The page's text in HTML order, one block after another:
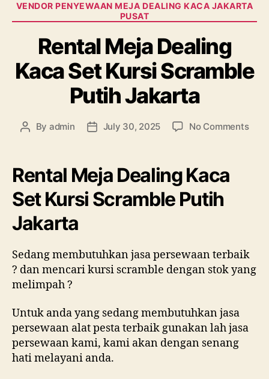
VENDOR PENYEWAAN MEJA DEALING KACA JAKARTA
PUSAT
Rental Meja Dealing
Kaca Set Kursi Scramble
Putih Jakarta
Post
By admin
PostJuly 30, 2025 No Commentson
Rental Meja Dealing Kaca
Set Kursi Scramble Putih
Jakarta
Sedang membutuhkan jasa persewaan terbaik
? dan mencari kursi scramble dengan stok yang
melimpah ?
Untuk anda yang sedang membutuhkan jasa
persewaan alat pesta terbaik gunakan lah jasa
persewaan kami, kami akan dengan senang
hati melayani anda.